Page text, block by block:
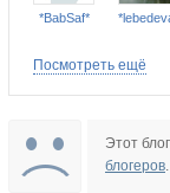
*BabSaf*
Посмотреть ещё
Этот
блогеров.